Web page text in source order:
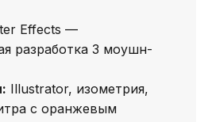
Effects —
разработка 3 моушн-
Illustrator, изометрия,
с оранжевым